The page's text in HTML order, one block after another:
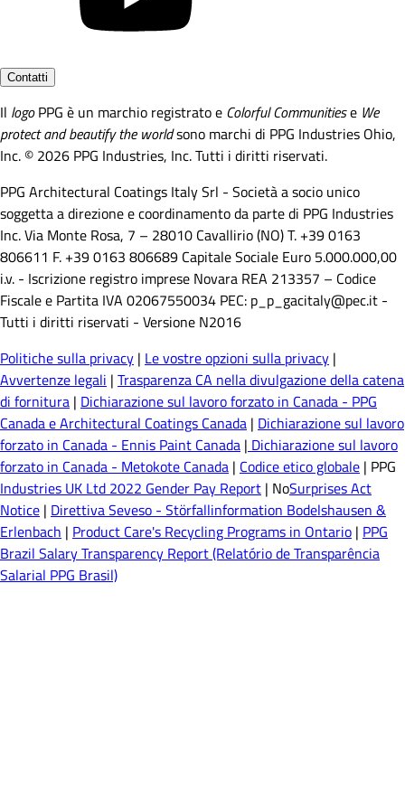
Contatti
Il logoPPG è un marchio registrato e Colorful Communitiese We
protect and beautify the worldsono marchi di PPG Industries Ohio,
Inc. © 2026 PPG Industries, Inc. Tutti i diritti riservati.
PPG Architectural Coatings Italy Srl - Società a socio unico
soggetta a direzione e coordinamento da parte di PPG Industries
Inc. Via Monte Rosa, 7 – 28010 Cavallirio (NO) T. +39 0163
806611 F. +39 0163 806689 Capitale Sociale Euro 5.000.000,00
i.v. - Iscrizione registro imprese Novara REA 213357 – Codice
Fiscale e Partita IVA 02067550034 PEC: p_p_gacitaly@pec.it -
Tutti i diritti riservati - Versione N2016
Politiche sulla privacy | Le vostre opzioni sulla privacy |
Avvertenze legali | Trasparenza CA nella divulgazione della catena
di fornitura | Dichiarazione sul lavoro forzato in Canada - PPG
Canada e Architectural Coatings Canada | Dichiarazione sul lavoro
forzato in Canada - Ennis Paint Canada | Dichiarazione sul lavoro
forzato in Canada - Metokote Canada | Codice etico globale | PPG
Industries UK Ltd 2022 Gender Pay Report | NoSurprises Act
Notice | Direttiva Seveso - Störfallinformation Bodelshausen &
Erlenbach | Product Care's Recycling Programs in Ontario | PPG
Brazil Salary Transparency Report (Relatório de Transparência
Salarial PPG Brasil)